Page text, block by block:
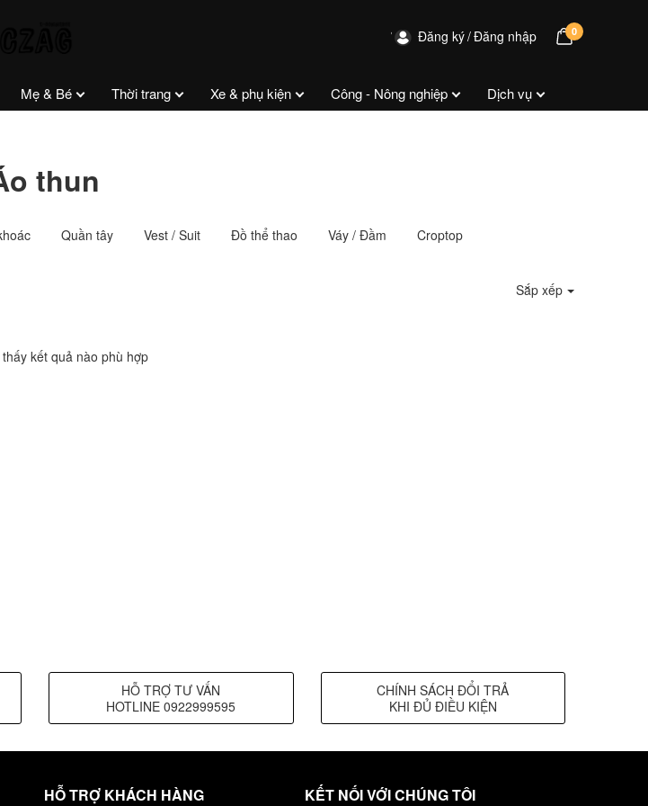
Đăng ký Đăng nhập 0
Mẹ & Bé Thời trang Xe & phụ kiện Công - Nông nghiệp Dịch vụ
thun
Quần tây Vest / Suit Đồ thể thao Váy / Đầm
Croptop
Sắp xếp
kết quả nào phù hợp
HỖ TRỢ TƯ VẤN
HOTLINE 0922999595
CHÍNH SÁCH ĐỔI TRẢ
KHI ĐỦ ĐIỀU KIỆN
HỖ TRỢ KHÁCH HÀNG KẾT NỐI VỚI CHÚNG TÔI